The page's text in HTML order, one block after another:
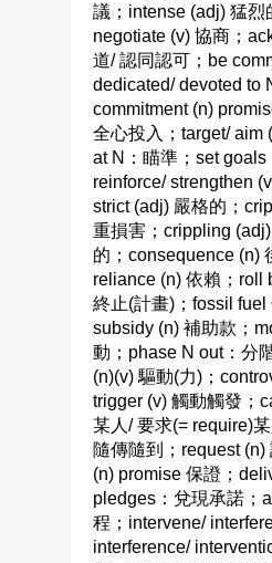
議；intense (adj) 猛烈
negotiate (v) 協商；
道/ 認同認可；be
dedicated/ devoted to
commitment (n)
全心投入；target/ aim
at N：瞄準；set goals
reinforce/ strengthen
strict (adj) 嚴格的；
重損害；crippling
的；consequence (n)
reliance (n) 依賴；roll
終止(計畫)；fossil fuel
subsidy (n) 補助款；
動；phase N out：分
(n)(v) 驅動(力)；
trigger (v) 觸動觸發；
某人/ 要求(= require)
隨傳隨到；request
(n) promise 保證；
pledges：兌現承諾；
程；intervene/
interference/